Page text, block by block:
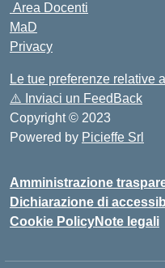
Area Docenti
MaD
Privacy
Le tue preferenze relative
⚠️ Inviaci un FeedBack
Copyright © 2023
Powered by Picieffe Srl
Amministrazione
Dichiarazione di
Cookie PolicyNote legali